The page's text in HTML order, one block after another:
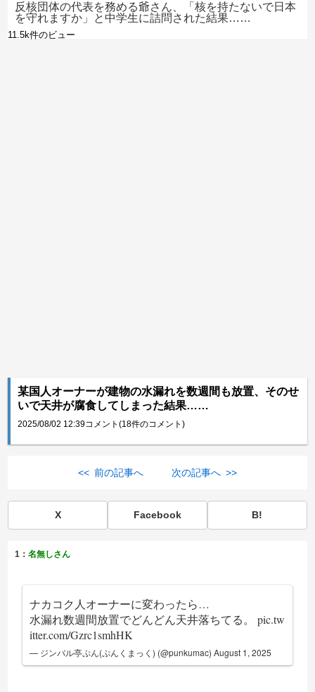
反核団体の代表を務める爺さん、「核を持たないで日本
を守れますか」と中学生に詰問された結果……
11.5k件のビュー
某国人オーナーが建物の水漏れを数週間も放置、そのせ
いで天井が腐食してしまった結果……
2025/08/02 12:39コメント(18件のコメント)
<< 前の記事へ 次の記事へ >>
X Facebook B!
1：名無しさん
ナカコク人オーナーに変わったら…
水漏れ数週間放置でどんどん天井落ちてる。pic.tw
itter.com/Gzrc1smhHK
— ジンバル亭ぷん(ぷんくまっく) (@punkumac)August 1, 2025